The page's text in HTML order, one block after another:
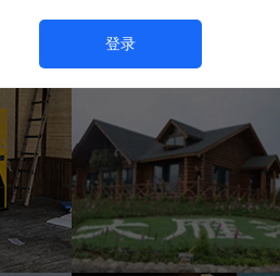
登录